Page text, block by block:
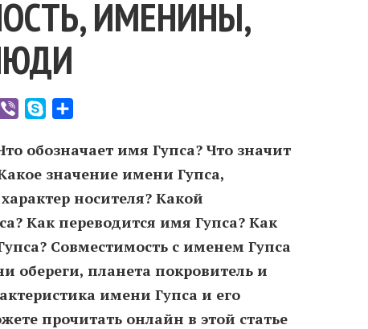
ИМЕНИНЫ,
WhatsApp
Viber Skype
обозначает имя Гупса? Что значит
значение имени Гупса,
носителя? Какой
Как переводится имя Гупса? Как
Совместимость c именем Гупса
обереги, планета покровитель и
имени Гупса и его
прочитать онлайн в этой статье